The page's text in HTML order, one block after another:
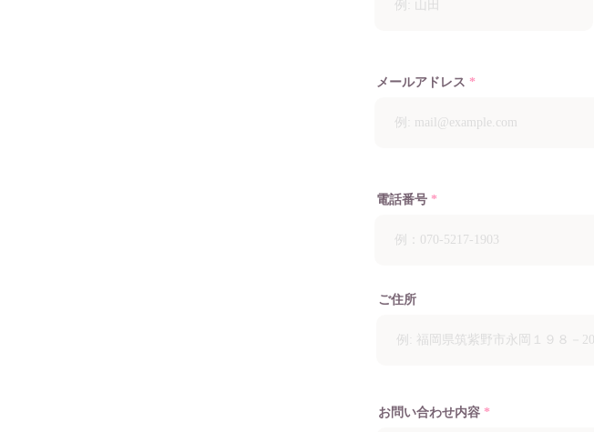
メールアドレス
電話番号
ご住所
お問い合わせ内容